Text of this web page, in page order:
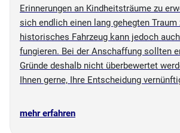
Erinnerungen an Kindheitsträume zu
sich endlich einen lang gehegten Traum
historisches Fahrzeug kann jedoch
fungieren. Bei der Anschaffung sollten
Gründe deshalb nicht überbewertet
Ihnen gerne, Ihre Entscheidung
mehr erfahren